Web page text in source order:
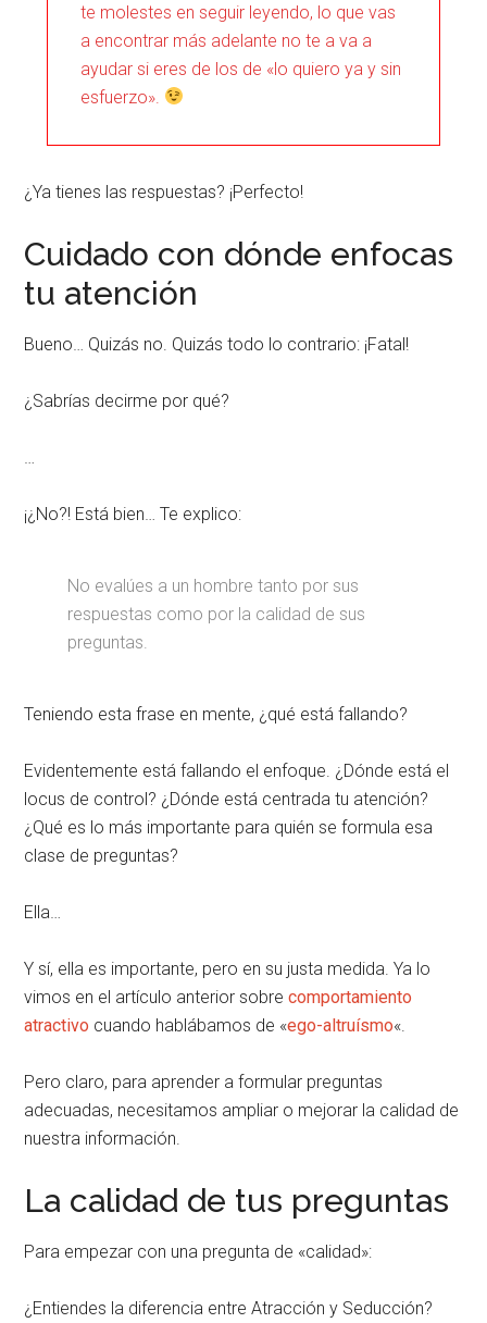
te molestes en seguir leyendo, lo que vas
a encontrar más adelante no te a va a
ayudar si eres de los de «lo quiero ya y sin
esfuerzo».
¿Ya tienes las respuestas? ¡Perfecto!
Cuidado con dónde enfocas
tu atención
Bueno… Quizás no. Quizás todo lo contrario: ¡Fatal!
¿Sabrías decirme por qué?
¡¿No?! Está bien… Te explico:
No evalúes a un hombre tanto por sus
respuestas como por la calidad de sus
preguntas.
Teniendo esta frase en mente, ¿qué está fallando?
Evidentemente está fallando el enfoque. ¿Dónde está el
locus de control? ¿Dónde está centrada tu atención?
¿Qué es lo más importante para quién se formula esa
clase de preguntas?
Ella…
Y sí, ella es importante, pero en su justa medida. Ya lo
vimos en el artículo anterior sobrecomportamiento
atractivo cuando hablábamos de «ego-altruísmo«.
Pero claro, para aprender a formular preguntas
adecuadas, necesitamos ampliar o mejorar la calidad de
nuestra información.
La calidad de tus preguntas
Para empezar con una pregunta de «calidad»:
¿Entiendes la diferencia entre Atracción y Seducción?